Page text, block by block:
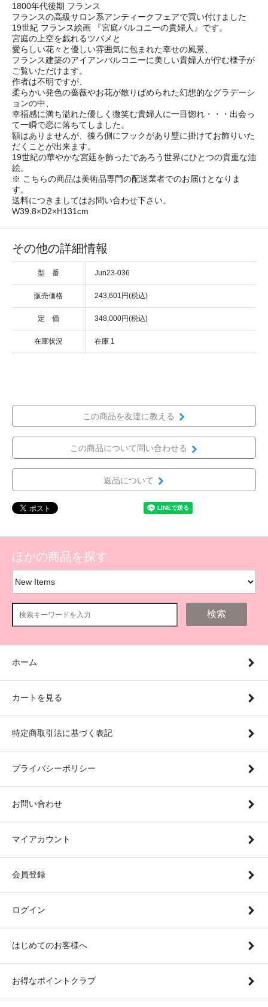
1800年代後期 フランス
フランスの高級サロン系アンティークフェアで買い付けました
19世紀 フランス絵画 『宮庭バルコニーの貴婦人』です。
宮庭の上空を戯れるツバメと
愛らしい花々と優しい雰囲気に包まれた幸せの風景、
フランス建築のアイアンバルコニーに美しい貴婦人が佇む様子が
ご覧いただけます。
作者は不明ですが、
柔らかい発色の薔薇やお花が散りばめられた幻想的なグラデーシ
ョンの中、
幸福感に満ち溢れた優しく微笑む貴婦人に一目惚れ・・・出会っ
て一瞬で恋に落ちてしました。
額はありませんが、後ろ側にフックがあり壁に掛けてお飾りいた
だくことが出来ます。
19世紀の華やかな宮廷を飾ったであろう世界にひとつの貴重な油
絵。
※ こちらの商品は美術品専門の配送業者でのお届けとなりま
す。
送料につきましてはお問い合わせ下さい。
W39.8×D2×H131cm
その他の詳細情報
型 番 Jun23-036
販売価格 243,601円(税込)
定 価 348,000円(税込)
在庫状況 在庫 1
この商品を友達に教える
この商品について問い合わせる
返品について
ほかの商品を探す
検索
ホーム
カートを見る
特定商取引法に基づく表記
プライバシーポリシー
お問い合わせ
マイアカウント
会員登録
ログイン
はじめてのお客様へ
お得なポイントクラブ